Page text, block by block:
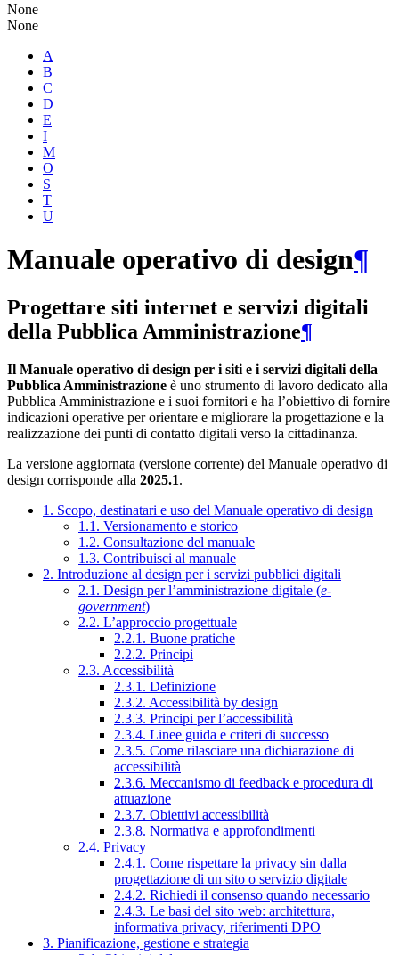
None
None
A
B
C
D
E
I
M
O
S
T
U
Manuale operativo di design¶
Progettare siti internet e servizi digitali
della Pubblica Amministrazione¶
Il Manuale operativo di design per i siti e i servizi digitali della
Pubblica Amministrazione è uno strumento di lavoro dedicato alla
Pubblica Amministrazione e i suoi fornitori e ha l’obiettivo di fornire
indicazioni operative per orientare e migliorare la progettazione e la
realizzazione dei punti di contatto digitali verso la cittadinanza.
La versione aggiornata (versione corrente) del Manuale operativo di
design corrisponde alla 2025.1.
1. Scopo, destinatari e uso del Manuale operativo di design
1.1. Versionamento e storico
1.2. Consultazione del manuale
1.3. Contribuisci al manuale
2. Introduzione al design per i servizi pubblici digitali
2.1. Design per l’amministrazione digitale (e-
government)
2.2. L’approccio progettuale
2.2.1. Buone pratiche
2.2.2. Principi
2.3. Accessibilità
2.3.1. Definizione
2.3.2. Accessibilità by design
2.3.3. Principi per l’accessibilità
2.3.4. Linee guida e criteri di successo
2.3.5. Come rilasciare una dichiarazione di
accessibilità
2.3.6. Meccanismo di feedback e procedura di
attuazione
2.3.7. Obiettivi accessibilità
2.3.8. Normativa e approfondimenti
2.4. Privacy
2.4.1. Come rispettare la privacy sin dalla
progettazione di un sito o servizio digitale
2.4.2. Richiedi il consenso quando necessario
2.4.3. Le basi del sito web: architettura,
informativa privacy, riferimenti DPO
3. Pianificazione, gestione e strategia